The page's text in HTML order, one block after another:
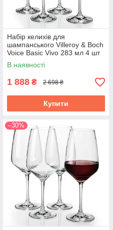
Набір келихів для
шампанського Villeroy & Boch
Voice Basic Vivo 283 мл 4 шт
1953008130
В наявності
1 888 ₴ 2 698 ₴
Купити
–30%